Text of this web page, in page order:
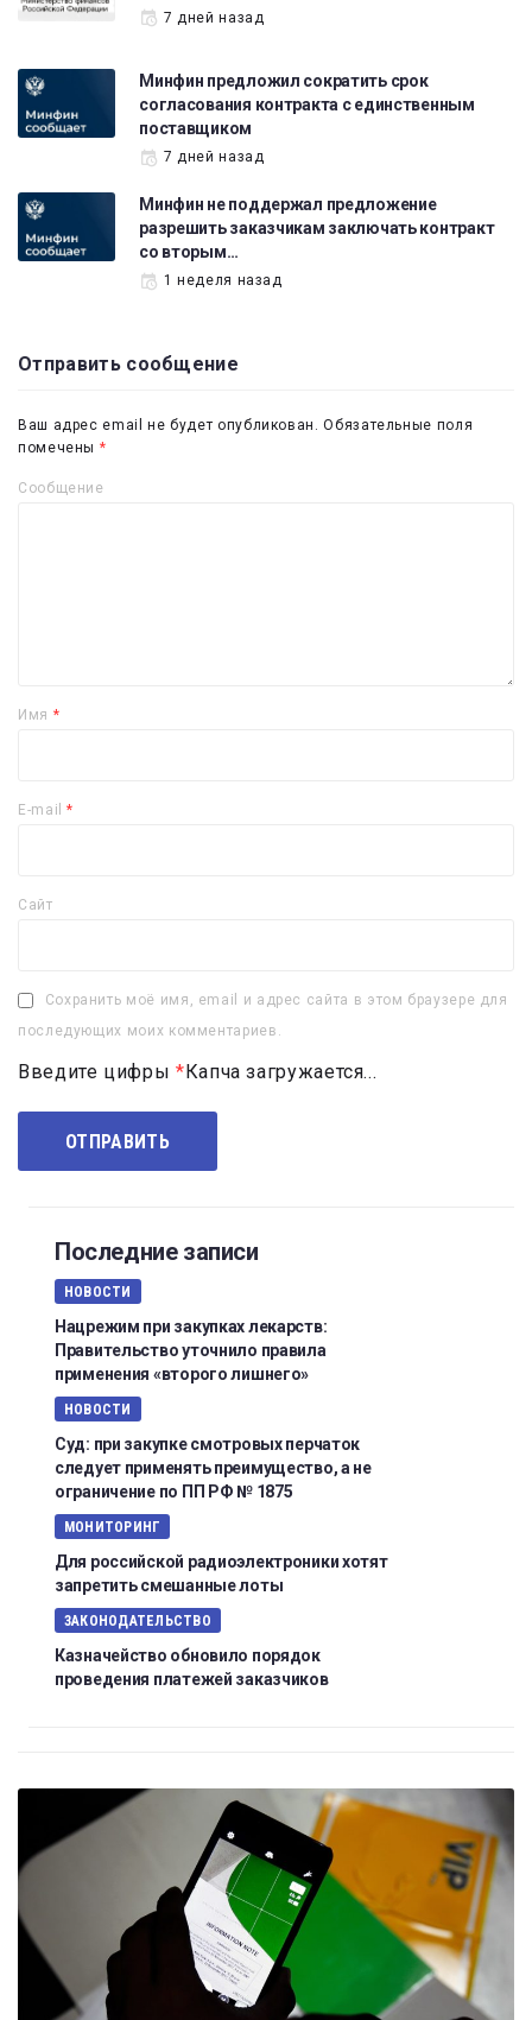
7 дней назад
Минфин предложил сократить срок
согласования контракта с единственным
поставщиком
7 дней назад
Минфин не поддержал предложение
разрешить заказчикам заключать контракт
со вторым…
1 неделя назад
Отправить сообщение
Ваш адрес email не будет опубликован. Обязательные поля
помечены *
Сообщение
Имя *
E-mail*
Сайт
Сохранить моё имя, email и адрес сайта в этом браузере для
последующих моих комментариев.
Введите цифры * Капча загружается...
Последние записи
НОВОСТИ
Нацрежим при закупках лекарств:
Правительство уточнило правила
применения «второго лишнего»
НОВОСТИ
Суд: при закупке смотровых перчаток
следует применять преимущество, а не
ограничение по ПП РФ № 1875
МОНИТОРИНГ
Для российской радиоэлектроники хотят
запретить смешанные лоты
ЗАКОНОДАТЕЛЬСТВО
Казначейство обновило порядок
проведения платежей заказчиков